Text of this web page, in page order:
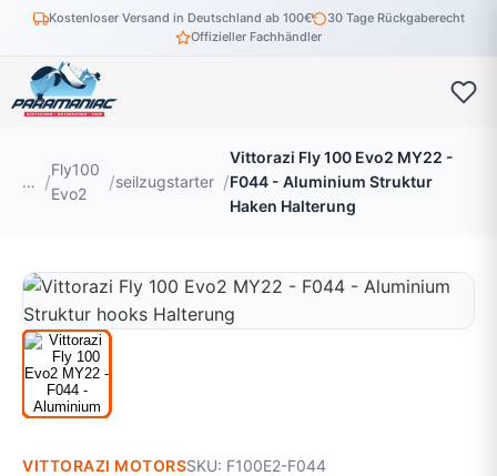
Kostenloser Versand in Deutschland ab 100€
30 Tage Rückgaberecht
Offizieller Fachhändler
…
Fly100
Evo2
seilzugstarter
Vittorazi Fly 100 Evo2 MY22 -
F044 - Aluminium Struktur
Haken Halterung
VITTORAZI MOTORSSKU: F100E2-F044